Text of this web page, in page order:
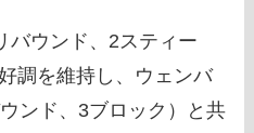
バウンド、2スティー
調を維持し、ウェンバ
ンド、3ブロック）と共